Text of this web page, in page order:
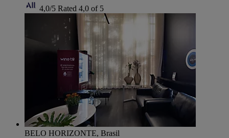
4,0/5 Rated 4,0 of 5
BELO HORIZONTE, Brasil